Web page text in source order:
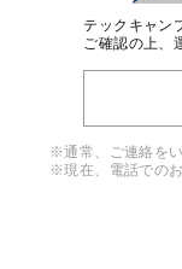
※上記の利用目的
4. 個人情報の第
ンをとるために、
チャットツール
者等に提供する
テックキャン
ご確認の上、
※通常、ご連絡を
※現在、電話での